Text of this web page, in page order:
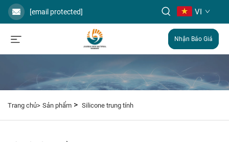
[email protected] VI
Nhận Báo Giá
Trang chủ> Sản phẩm > Silicone trung tính